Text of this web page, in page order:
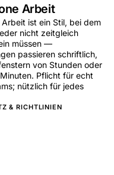
Arbeit
ist ein Stil, bei dem
nicht zeitgleich
müssen —
passieren schriftlich,
von Stunden oder
Pflicht für echt
nützlich für jedes
& RICHTLINIEN